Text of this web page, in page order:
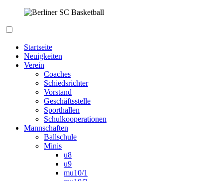
springen
Startseite
Neuigkeiten
Verein
Coaches
Schiedsrichter
Vorstand
Geschäftsstelle
Sporthallen
Schulkooperationen
Mannschaften
Ballschule
Minis
u8
u9
mu10/1